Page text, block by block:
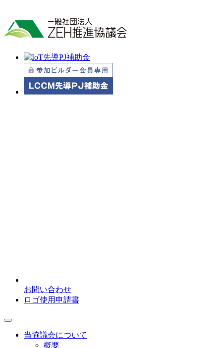
お問い合わせ
ロゴ使用申請書
当協議会について
概要